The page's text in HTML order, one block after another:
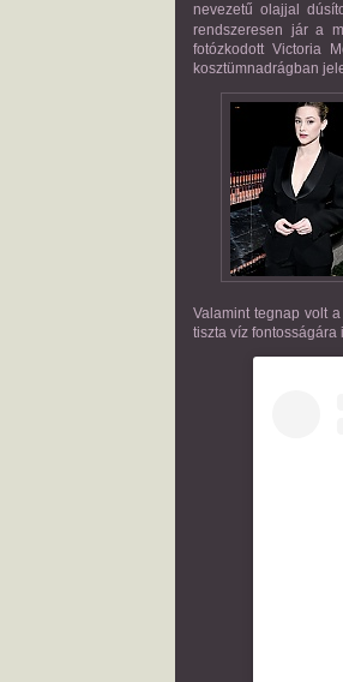
nevezetű olajjal
rendszeresen jár a
fotózkodott Victoria
kosztümnadrágban
Valamint tegnap volt
tiszta víz